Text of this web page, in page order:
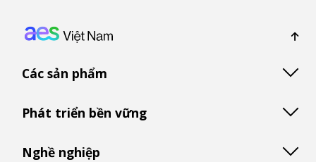
Footer: Vietnam
Các sản phẩm
Phát triển bền vững
Nghề nghiệp